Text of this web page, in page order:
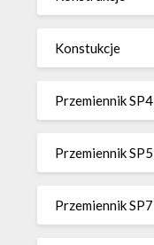
Konstukcje
Przemiennik SP4
Przemiennik SP5
Przemiennik SP7